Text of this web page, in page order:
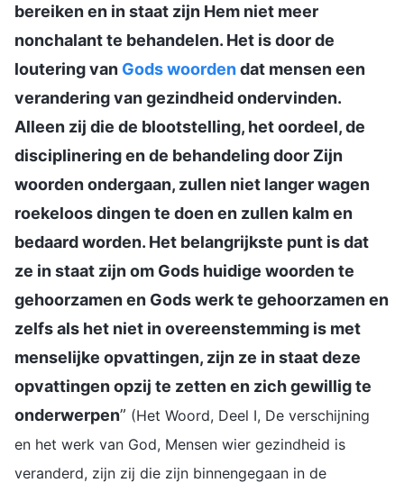
bereiken en in staat zijn Hem niet meer
nonchalant te behandelen. Het is door de
loutering van Gods woordendat mensen een
verandering van gezindheid ondervinden.
Alleen zij die de blootstelling, het oordeel, de
disciplinering en de behandeling door Zijn
woorden ondergaan, zullen niet langer wagen
roekeloos dingen te doen en zullen kalm en
bedaard worden. Het belangrijkste punt is dat
ze in staat zijn om Gods huidige woorden te
gehoorzamen en Gods werk te gehoorzamen en
zelfs als het niet in overeenstemming is met
menselijke opvattingen, zijn ze in staat deze
opvattingen opzij te zetten en zich gewillig te
onderwerpen” (Het Woord, Deel I, De verschijning
en het werk van God, Mensen wier gezindheid is
veranderd, zijn zij die zijn binnengegaan in de